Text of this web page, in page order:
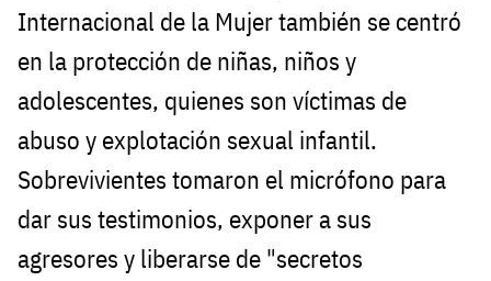
Internacional de la Mujer también se centró
en la protección de niñas, niños y
adolescentes, quienes son víctimas de
abuso y explotación sexual infantil.
Sobrevivientes tomaron el micrófono para
dar sus testimonios, exponer a sus
agresores y liberarse de "secretos